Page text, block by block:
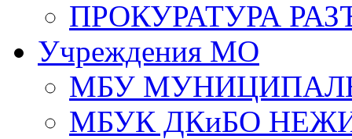
ПРОКУРАТУРА
Учреждения МО
МБУ
МБУК ДКиБО